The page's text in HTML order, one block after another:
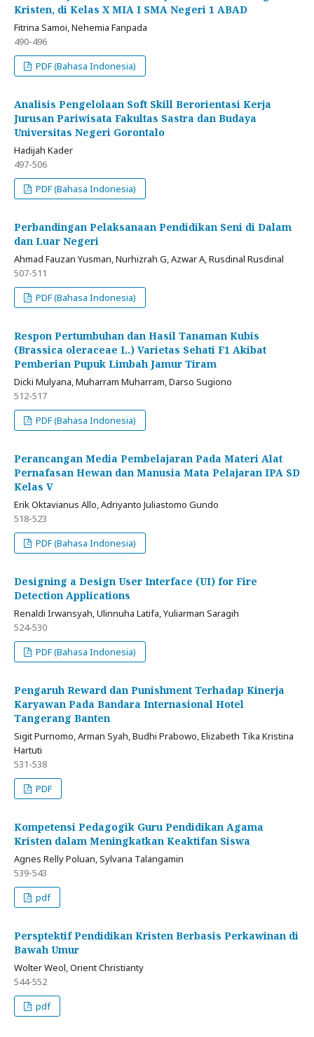
Kristen, di Kelas X MIA I SMA Negeri 1 ABAD
Fitrina Samoi, Nehemia Fanpada
490-496
PDF (Bahasa Indonesia)
Analisis Pengelolaan Soft Skill Berorientasi Kerja
Jurusan Pariwisata Fakultas Sastra dan Budaya
Universitas Negeri Gorontalo
Hadijah Kader
497-506
PDF (Bahasa Indonesia)
Perbandingan Pelaksanaan Pendidikan Seni di Dalam
dan Luar Negeri
Ahmad Fauzan Yusman, Nurhizrah G, Azwar A, Rusdinal Rusdinal
507-511
PDF (Bahasa Indonesia)
Respon Pertumbuhan dan Hasil Tanaman Kubis
(Brassica oleraceae L.) Varietas Sehati F1 Akibat
Pemberian Pupuk Limbah Jamur Tiram
Dicki Mulyana, Muharram Muharram, Darso Sugiono
512-517
PDF (Bahasa Indonesia)
Perancangan Media Pembelajaran Pada Materi Alat
Pernafasan Hewan dan Manusia Mata Pelajaran IPA SD
Kelas V
Erik Oktavianus Allo, Adriyanto Juliastomo Gundo
518-523
PDF (Bahasa Indonesia)
Designing a Design User Interface (UI) for Fire
Detection Applications
Renaldi Irwansyah, Ulinnuha Latifa, Yuliarman Saragih
524-530
PDF (Bahasa Indonesia)
Pengaruh Reward dan Punishment Terhadap Kinerja
Karyawan Pada Bandara Internasional Hotel
Tangerang Banten
Sigit Purnomo, Arman Syah, Budhi Prabowo, Elizabeth Tika Kristina
Hartuti
531-538
PDF
Kompetensi Pedagogik Guru Pendidikan Agama
Kristen dalam Meningkatkan Keaktifan Siswa
Agnes Relly Poluan, Sylvana Talangamin
539-543
pdf
Persptektif Pendidikan Kristen Berbasis Perkawinan di
Bawah Umur
Wolter Weol, Orient Christianty
544-552
pdf